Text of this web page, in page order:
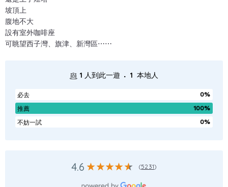
坡頂上
腹地不大
設有室外咖啡座
可眺望西子灣、旗津、新灣區⋯⋯
1 人到此一遊 . 1 本地人
必去
0%
推薦
100%
不妨一試
0%
4.6 (5231)